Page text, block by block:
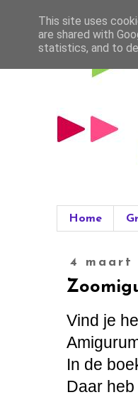
Home
4 maart
Vind je
In de
Daar
This site uses
are shared with
statistics, and to